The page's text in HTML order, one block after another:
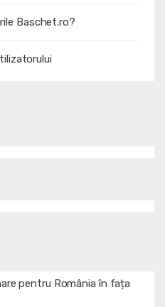
Baschet.ro?
pentru România în fața